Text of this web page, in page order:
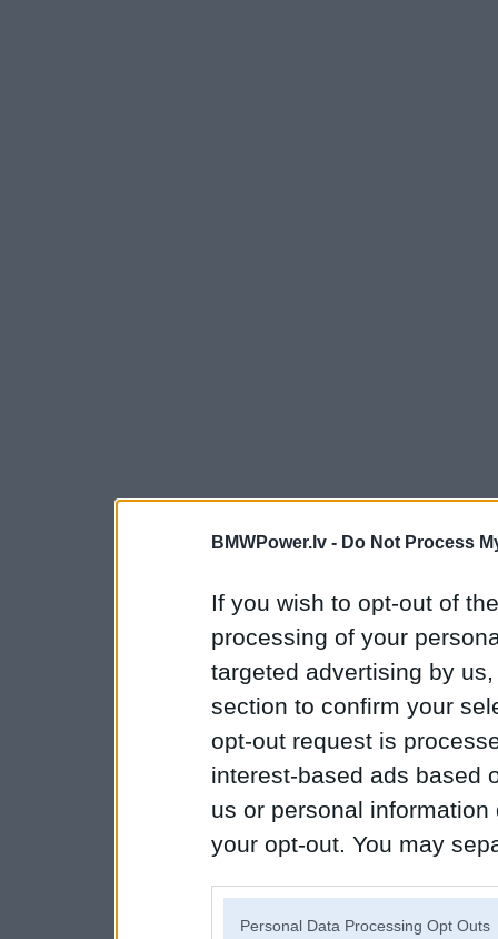
BMWPower.lv - Do Not Process
If you wish to opt-out of
processing of your
targeted advertising by
section to confirm your
opt-out request is
interest-based ads based
us or personal
your opt-out. You may
Personal Data Processing Opt Outs